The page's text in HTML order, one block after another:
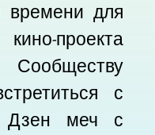
времени для
проекта
с
Дзен меч с